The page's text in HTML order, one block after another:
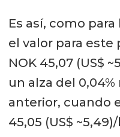
Es así, como para
el valor para
NOK 45,07 (US$
un alza del
anterior, cuando
45,05 (US$